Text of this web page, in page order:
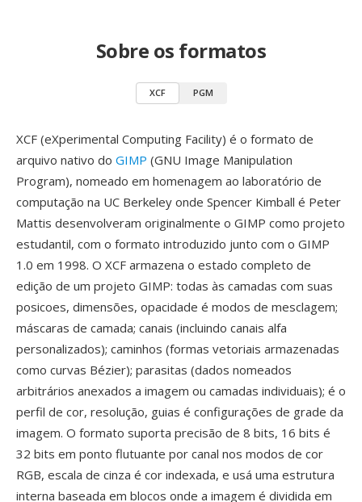
Sobre os formatos
XCF PGM
XCF (eXperimental Computing Facility) é o formato de
arquivo nativo do GIMP (GNU Image Manipulation
Program), nomeado em homenagem ao laboratório de
computação na UC Berkeley onde Spencer Kimball é Peter
Mattis desenvolveram originalmente o GIMP como projeto
estudantil, com o formato introduzido junto com o GIMP
1.0 em 1998. O XCF armazena o estado completo de
edição de um projeto GIMP: todas às camadas com suas
posicoes, dimensões, opacidade é modos de mesclagem;
máscaras de camada; canais (incluindo canais alfa
personalizados); caminhos (formas vetoriais armazenadas
como curvas Bézier); parasitas (dados nomeados
arbitrários anexados a imagem ou camadas individuais); é o
perfil de cor, resolução, guias é configurações de grade da
imagem. O formato suporta precisão de 8 bits, 16 bits é
32 bits em ponto flutuante por canal nos modos de cor
RGB, escala de cinza é cor indexada, e usá uma estrutura
interna baseada em blocos onde a imagem é dividida em